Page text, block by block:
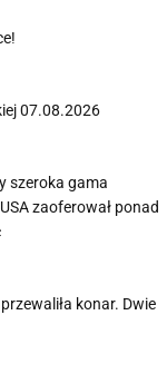
07.08.2026
szeroka gama
zaoferował ponad
konar. Dwie